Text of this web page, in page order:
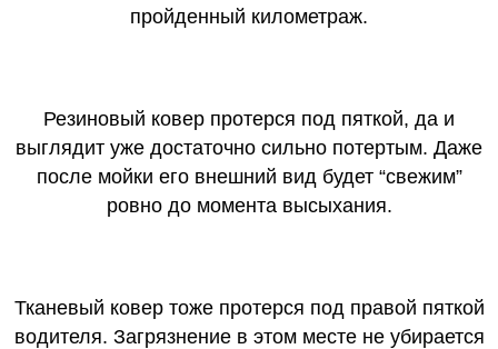
пройденный километраж.
Резиновый ковер протерся под пяткой, да и
выглядит уже достаточно сильно потертым. Даже
после мойки его внешний вид будет “свежим”
ровно до момента высыхания.
Тканевый ковер тоже протерся под правой пяткой
водителя. Загрязнение в этом месте не убирается